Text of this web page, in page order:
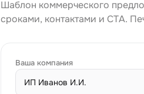
Шаблон коммерческого
сроками, контактами и CTA.
Ваша компания